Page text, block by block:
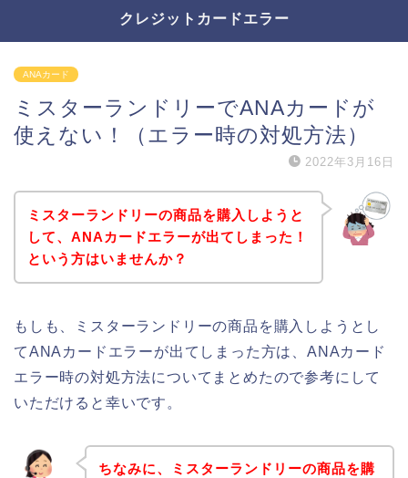
クレジットカードエラー
ANAカード
ミスターランドリーでANAカードが
使えない！（エラー時の対処方法）
2022年3月16日
ミスターランドリーの商品を購入しようと
して、ANAカードエラーが出てしまった！
という方はいませんか？
もしも、ミスターランドリーの商品を購入しようとし
てANAカードエラーが出てしまった方は、ANAカード
エラー時の対処方法についてまとめたので参考にして
いただけると幸いです。
ちなみに、ミスターランドリーの商品を購